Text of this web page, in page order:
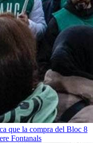
que la compra del Bloc 8
Fontanals